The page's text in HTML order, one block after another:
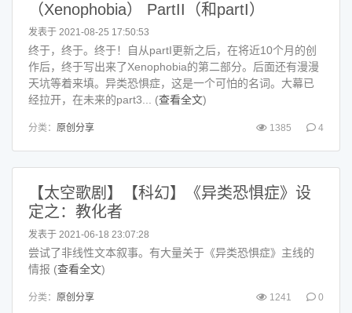
（Xenophobia） PartII（和partI）
发表于 2021-08-25 17:50:53
终于，终于。终于！自从partI更新之后，在将近10个月的创
作后，终于写出来了Xenophobia的第二部分。后面还有漫漫
天坑等着来填。异类恐惧症，这是一个可怕的名词。大幕已
经拉开，在未来的part3... (查看全文)
分类： 原创分享 1385 4
【太空歌剧】【科幻】《异类恐惧症》设
定之：教化者
发表于 2021-06-18 23:07:28
尝试了非线性文本叙事。有大量关于《异类恐惧症》主线的
情报 (查看全文)
分类： 原创分享 1241 0